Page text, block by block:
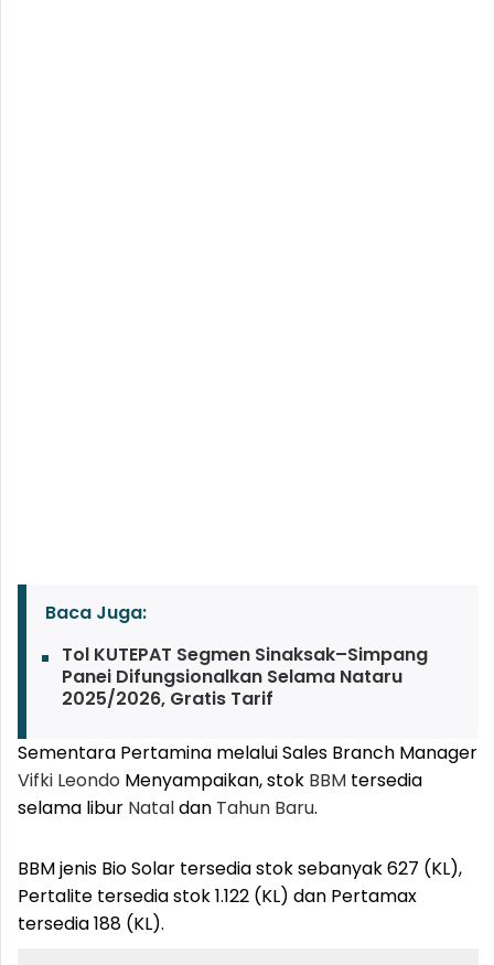
Baca Juga:
Tol KUTEPAT Segmen Sinaksak–Simpang
Panei Difungsionalkan Selama Nataru
2025/2026, Gratis Tarif
Sementara Pertamina melalui Sales Branch Manager
Vifki Leondo Menyampaikan, stok BBM tersedia
selama libur Nataldan Tahun Baru.
BBM jenis Bio Solar tersedia stok sebanyak 627 (KL),
Pertalite tersedia stok 1.122 (KL) dan Pertamax
tersedia 188 (KL).